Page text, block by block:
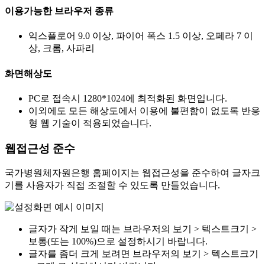
이용가능한 브라우저 종류
익스플로어 9.0 이상, 파이어 폭스 1.5 이상, 오페라 7 이
상, 크롬, 사파리
화면해상도
PC로 접속시 1280*1024에 최적화된 화면입니다.
이외에도 모든 해상도에서 이용에 불편함이 없도록 반응
형 웹 기술이 적용되었습니다.
웹접근성 준수
국가병원체자원은행 홈페이지는 웹접근성을 준수하여 글자크
기를 사용자가 직접 조절할 수 있도록 만들었습니다.
글자가 작게 보일 때는 브라우저의 보기 > 텍스트크기 >
보통(또는 100%)으로 설정하시기 바랍니다.
글자를 좀더 크게 보려면 브라우저의 보기 > 텍스트크기